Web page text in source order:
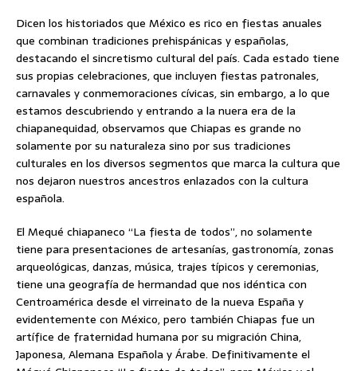
Dicen los historiados que México es rico en fiestas anuales
que combinan tradiciones prehispánicas y españolas,
destacando el sincretismo cultural del país. Cada estado tiene
sus propias celebraciones, que incluyen fiestas patronales,
carnavales y conmemoraciones cívicas, sin embargo, a lo que
estamos descubriendo y entrando a la nuera era de la
chiapanequidad, observamos que Chiapas es grande no
solamente por su naturaleza sino por sus tradiciones
culturales en los diversos segmentos que marca la cultura que
nos dejaron nuestros ancestros enlazados con la cultura
española.
El Mequé chiapaneco “La fiesta de todos”, no solamente
tiene para presentaciones de artesanías, gastronomía, zonas
arqueológicas, danzas, música, trajes típicos y ceremonias,
tiene una geografía de hermandad que nos idéntica con
Centroamérica desde el virreinato de la nueva España y
evidentemente con México, pero también Chiapas fue un
artífice de fraternidad humana por su migración China,
Japonesa, Alemana Española y Árabe. Definitivamente el